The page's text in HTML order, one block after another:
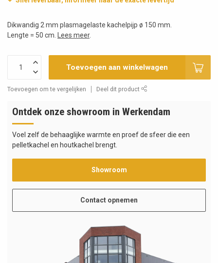
Dikwandig 2 mm plasmagelaste kachelpijp ø 150 mm.
Lengte = 50 cm.
Lees meer.
Toevoegen aan winkelwagen
Toevoegen om te vergelijken Deel dit product
Ontdek onze showroom in Werkendam
Voel zelf de behaaglijke warmte en proef de sfeer die een
pelletkachel en houtkachel brengt.
Showroom
Contact opnemen